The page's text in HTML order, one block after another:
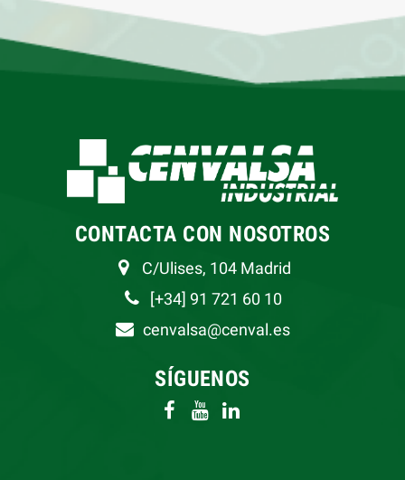
CONTACTA CON NOSOTROS
C/Ulises, 104 Madrid
[+34] 91 721 60 10
cenvalsa@cenval.es
SÍGUENOS